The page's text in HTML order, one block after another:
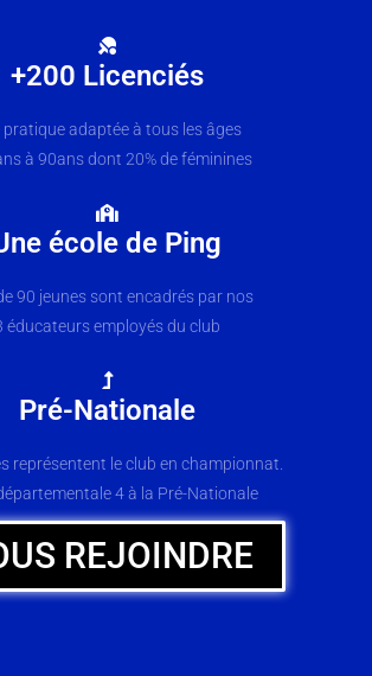
+200 Licenciés
pratique adaptée à tous les âges
à 90ans dont 20% de féminines
école de Ping
90 jeunes sont encadrés par nos
éducateurs employés du club
Pré-Nationale
représentent le club en championnat.
4 à la Pré-Nationale
REJOINDRE